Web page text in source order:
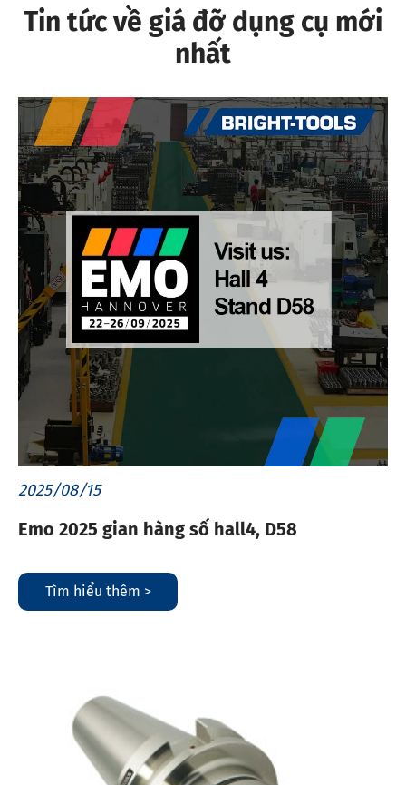
Tin tức về giá đỡ dụng cụ mới
nhất
2025/08/15
Emo 2025 gian hàng số hall4, D58
Tìm hiểu thêm >